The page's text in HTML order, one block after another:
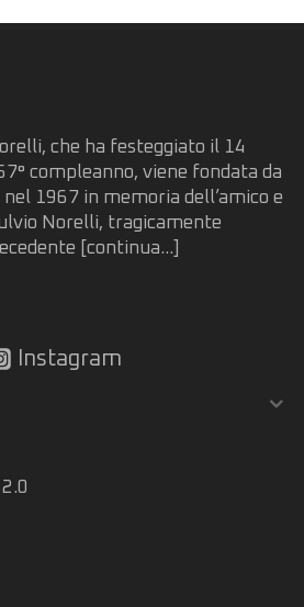
che ha festeggiato il 14
compleanno, viene fondata da
1967 in memoria dell’amico e
Norelli, tragicamente
[continua...]
Instagram